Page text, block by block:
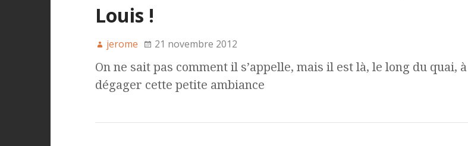
Louis !
jerome 21 novembre 2012
On ne sait pas comment il s’appelle, mais il est là, le long du quai, à
dégager cette petite ambiance